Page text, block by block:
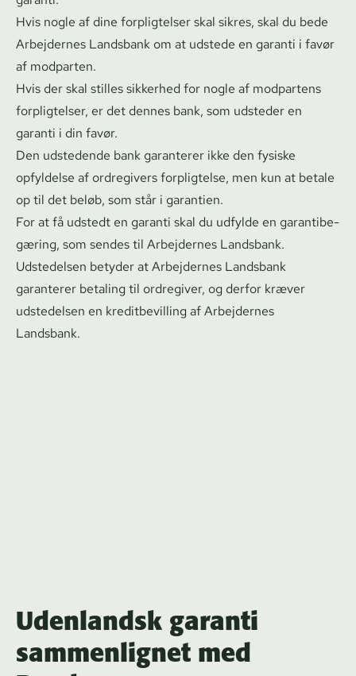
Hvis nogle af dine forpligtelser skal sikres, skal du bede
Arbejdernes Landsbank om at udstede en garanti i favør
af modparten.
Hvis der skal stilles sikkerhed for nogle af modpartens
forpligtelser, er det dennes bank, som udsteder en
garanti i din favør.
Den udstedende bank garanterer ikke den fysiske
opfyldelse af ordregivers forpligtelse, men kun at betale
op til det beløb, som står i garantien.
For at få udstedt en garanti skal du udfylde en ga­ran­ti­be­
gæ­ring, som sendes til Arbejdernes Landsbank.
Udstedelsen betyder at Arbejdernes Landsbank
garanterer betaling til ordregiver, og derfor kræver
udstedelsen en kre­dit­be­vil­ling af Arbejdernes
Landsbank.
Udenlandsk garanti
sammenlignet med